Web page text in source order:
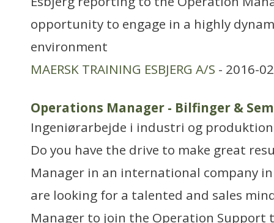
opportunity to engage in a highly
environment
MAERSK TRAINING ESBJERG A/S - 2016-
Operations Manager - Bilfinger &
Ingeniørarbejde i industri og produktion
Do you have the drive to make great
Manager in an international company in
are looking for a talented and sales
Manager to join the Operation Support